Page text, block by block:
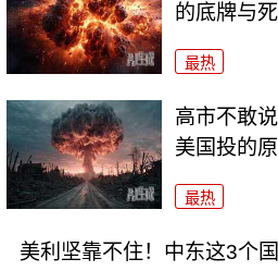
的底牌与
最热
高市不敢
美国投的
最热
美利坚靠不住！中东这3个